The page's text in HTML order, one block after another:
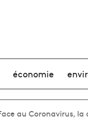
économie
au Coronavirus,